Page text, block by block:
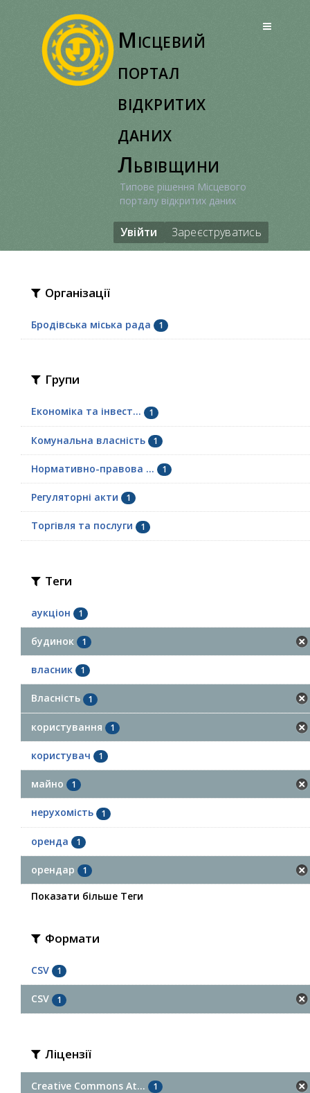
Місцевий
портал
відкритих
даних
Львівщини
Типове рішення Місцевого
порталу відкритих даних
Увійти Зареєструватись
Організації
Бродівська міська рада 1
Групи
Економіка та інвест... 1
Комунальна власність 1
Нормативно-правова ... 1
Регуляторні акти 1
Торгівля та послуги 1
Теги
аукціон 1
будинок 1
власник 1
Власність 1
користування 1
користувач 1
майно 1
нерухомість 1
оренда 1
орендар 1
Показати більше Теги
Формати
CSV 1
СSV 1
Ліцензії
Creative Commons At... 1